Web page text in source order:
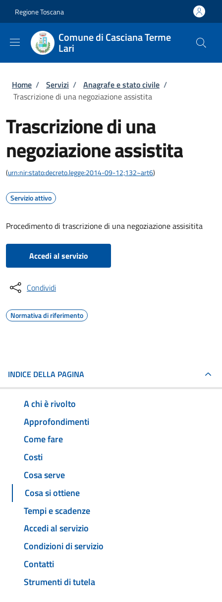
Regione Toscana
Comune di Casciana Terme
Lari
Briciole di pane
Home / Servizi / Anagrafe e stato civile /
Trascrizione di una negoziazione assistita
Trascrizione di una
negoziazione assistita
(urn:nir:stato:decreto.legge:2014-09-12;132~art6)
Servizio attivo
Procedimento di trascrizione di una negoziazione assisitita
Accedi al servizio
Condividi
Normativa di riferimento
INDICE DELLA PAGINA
A chi è rivolto
Approfondimenti
Come fare
Costi
Cosa serve
Cosa si ottiene
Tempi e scadenze
Accedi al servizio
Condizioni di servizio
Contatti
Strumenti di tutela